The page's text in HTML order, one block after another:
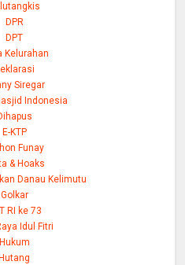
DPR
DPT
Kelurahan
Siregar
Indonesia
E-KTP
Funay
& Hoaks
Danau Kelimutu
Golkar
RI ke 73
Idul Fitri
Hukum
Hutang